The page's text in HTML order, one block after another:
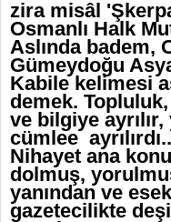
zira misâl
Osmanlı Halk
Aslında badem,
Gümeydoğu
Kabile kelimesi
demek.
ve bilgiye
cümlee
Nihayet ana
dolmuş,
yanından ve
gazetecilikte